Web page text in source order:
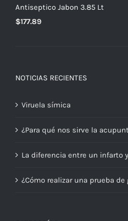
Antiseptico Jabon 3.85 Lt
$177.89
NOTICIAS RECIENTES
Viruela símica
¿Para qué nos sirve la
La diferencia entre un infarto
¿Cómo realizar una prueba de